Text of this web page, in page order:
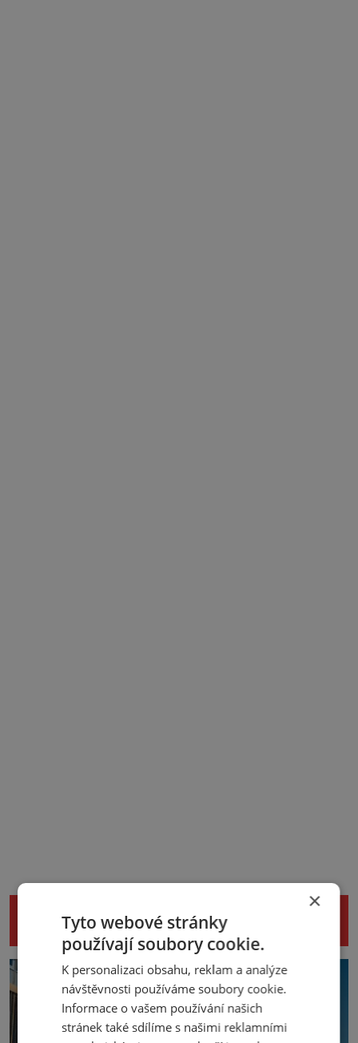
NENECHTE SI UJÍT DALŠÍ ZAJÍMAVÉ
ČLÁNKY
×
Tyto webové stránky
používají soubory cookie.
K personalizaci obsahu, reklam a analýze
návštěvnosti používáme soubory cookie.
Informace o vašem používání našich
stránek také sdílíme s našimi reklamními